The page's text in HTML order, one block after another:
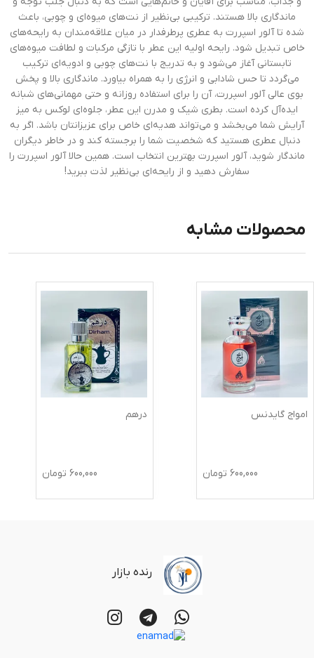
ماندگاری بالا هستند. ترکیبی بی‌نظیر از نت‌های میوه‌ای و چوبی، باعث
شده تا آلور اسپررت به عطری پرطرفدار در میان علاقه‌مندان به رایحه‌های
خاص تبدیل شود. رایحه اولیه این عطر با تازگی مرکبات و لطافت میوه‌های
تابستانی آغاز می‌شود و به تدریج با نت‌های چوبی و ادویه‌ای ترکیب
می‌گردد تا حس شادابی و انرژی را به همراه بیاورد. ماندگاری بالا و پخش
بوی عالی آلور اسپررت، آن را برای استفاده روزانه و حتی مهمانی‌های شبانه
ایده‌آل کرده است. بطری شیک و مدرن این عطر، جلوه‌ای لوکس به میز
آرایش شما می‌بخشد و می‌تواند هدیه‌ای خاص برای عزیزانتان باشد. اگر به
دنبال عطری هستید که شخصیت شما را برجسته کند و در خاطر دیگران
ماندگار شوید، آلور اسپررت بهترین انتخاب است. همین حالا آلور اسپررت را
سفارش دهید و از رایحه‌ای بی‌نظیر لذت ببرید!
محصولات مشابه
امواج گایدنس
600,000 تومان
درهم
600,000 تومان
رنده بازار